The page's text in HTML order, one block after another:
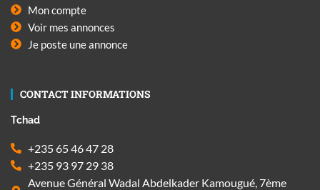
Mon compte
Voir mes annonces
Je poste une annonce
CONTACT INFORMATIONS
Tchad
+235 65 46 47 28
+235 93 97 29 38
Avenue Général Wadal Abdelkader Kamougué, 7ème